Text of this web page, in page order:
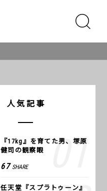
人気記事
『17kg』を育てた男、塚原
健司の観察眼
67 SHARE
任天堂『スプラトゥーン』